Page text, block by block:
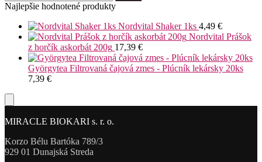
Najlepšie hodnotené produkty
Nordvital Shaker 1ks 4,49 €
Nordvital Prášok
z horčík askorbát 200g 17,39 €
Györgytea Filtrovaná čajová zmes - Plúcník lekársky 20ks
7,39 €
MIRACLE BIOKARI s. r. o.
Korzo Bélu Bartóka 789/3
929 01 Dunajská Streda